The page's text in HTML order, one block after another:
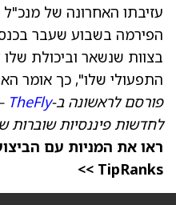
עזיבתו האחרונה של
הפירמה בשבוע שעבר
בצוות שנשאר וביכולת
התפעולי שלו", כך אומר
פורסם לראשונה ב-TheFly
לחדשות פיננסיות שוברות
ראו את המניות עם
TipRanks >>